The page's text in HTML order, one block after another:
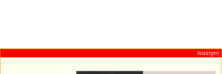
Anzeigen